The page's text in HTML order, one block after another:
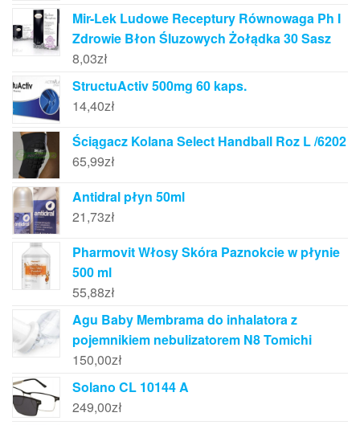
Mir-Lek Ludowe Receptury Równowaga Ph I
Zdrowie Błon Śluzowych Żołądka 30 Sasz
8,03zł
StructuActiv 500mg 60 kaps.
14,40zł
Ściągacz Kolana Select Handball Roz L /6202
65,99zł
Antidral płyn 50ml
21,73zł
Pharmovit Włosy Skóra Paznokcie w płynie
500 ml
55,88zł
Agu Baby Membrama do inhalatora z
pojemnikiem nebulizatorem N8 Tomichi
150,00zł
Solano CL 10144 A
249,00zł